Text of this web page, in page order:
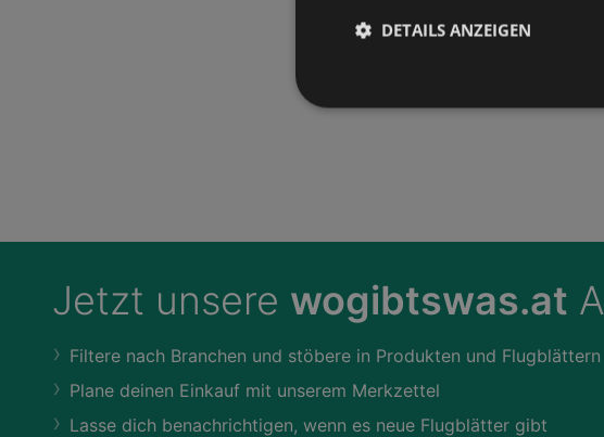
Jetzt unsere wogibtswas.at
Filtere nach Branchen und stöbere in Produkten und Flugblättern
Plane deinen Einkauf mit unserem Merkzettel
Lasse dich benachrichtigen, wenn es neue Flugblätter gibt
DETAILS ANZEIGEN